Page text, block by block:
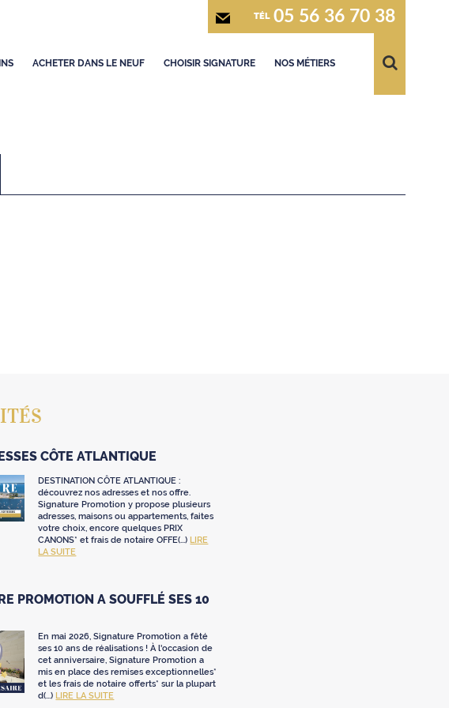
ACHETER DANS LE NEUF CHOISIR SIGNATURE NOS MÉTIERS
TÉL 05 56 36 70 38
CÔTE ATLANTIQUE
DESTINATION CÔTE ATLANTIQUE :
découvrez nos adresses et nos offre.
Signature Promotion y propose plusieurs
adresses, maisons ou appartements, faites
votre choix, encore quelques PRIX
CANONS* et frais de notaire OFFE(...) LIRE
LA SUITE
PROMOTION A SOUFFLÉ SES 10
En mai 2026, Signature Promotion a fêté
ses 10 ans de réalisations ! À l'occasion de
cet anniversaire, Signature Promotion a
mis en place des remises exceptionnelles*
et les frais de notaire offerts* sur la plupart
d(...) LIRE LA SUITE